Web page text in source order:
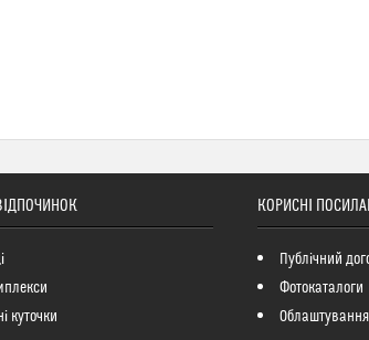
куточки
КОРИСНІ
Публічний
Фотокаталоги
Облаштування